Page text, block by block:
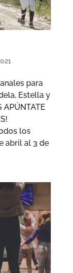
para
Estella y
APÚNTATE
los
abril al 3 de